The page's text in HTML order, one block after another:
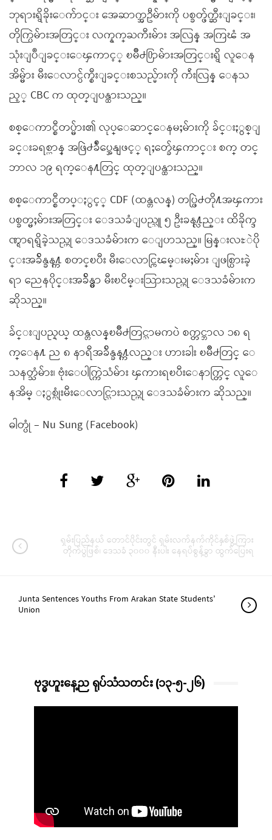
ဘုရားရွိခိုးေက်ာင္း အေဆာက္အဦမ်ားကို ပစ္ခတ္ဖ်က္ဆီးျခင္း၊
တိုက္ပြဲမ်ားအတြင္း လက္နက္ႀကီးမ်ား အလြန္ အကြၽံ အ
သုံးျပဳျခင္းေၾကာင့္ ၿမိဳ႕႐ြာမ်ားအတြင္းရွိ လူေန
အိမ္မ်ား မီးေလာင္ပ်က္စီးျခင္းစသည္မ်ားကို က်ဴးလြန္ ေနသ
ည့္ CBC က ထုတ္ျပန္ထားသည္။
စစ္ေကာင္စီတပ္မ်ား၏ လုပ္ေဆာင္ေနမႈမ်ားကို ခ်င္းႏွစ္ျ
ခင္းခရစ္ယာန္ အဖြဲ႕ခ်ဳပ္အေနျဖင့္ ရႈတ္ခ်ေၾကာင္း စက္ တင္
ဘာလ ၁၉ ရက္ေန႔တြင္ ထုတ္ျပန္ထားသည္။
စစ္ေကာင္စီတပ္ႏွင့္ CDF (ထန္တလန္) တပ္ဖြဲ႕တို႔အၾကား
ပစ္ခတ္မႈမ်ားအတြင္း ေဒသခံျပည္သူ ၅ ဦးခန႔္လည္း ထိခိုက္ဒ
ဏ္ရာရရွိခဲ့သည္ဟု ေဒသခံမ်ားက ေျပာသည္။ မြန္းလႊဲပို
င္းအခ်ိန္ခန႔္က စတင္ၿပီး မီးေလာင္ကြၽမ္းမႈမ်ား ျဖစ္ပြားခဲ့
ရာ ညေနပိုင္းအခ်ိန္မွာ မီးၿငိမ္းသြားသည္ဟု ေဒသခံမ်ားက
ဆိုသည္။
ခ်င္းျပည္နယ္ ထန္တလန္ၿမိဳ႕တြင္သာမကပဲ စက္တင္ဘာလ ၁၈ ရ
က္ေန႔ ည ၈ နာရီအခ်ိန္ခန႔္ကလည္း ဟားခါး ၿမိဳ႕တြင္ ေ
သနတ္သံမ်ား၊ ဗုံးေပါက္ကြဲသံမ်ား ၾကားရၿပီးေနာက္တြင္ လူေ
နအိမ္ ႏွစ္လုံးမီးေလာင္သြားသည္ဟု ေဒသခံမ်ားက ဆိုသည္။
ဓါတ္ပုံ – Nu Sung (Facebook)
ရှမ်းပြည်နယ် တောင်ပိုင်းတွင် ရှမ်းလက်နက်ကိုင်နှစ်ဖွဲ့ကြား
တိုက်ပွဲဖြစ်၊ ဒေသခံ ၃၀၀၀ နီးပါး နေရပ်စွန့်ခွာ ထွက်ပြေးရ
Junta Sentences Youths From Arakan State Students’
Union
ဗုဒ္ဓဟူးနေ့ည ရုပ်သံသတင်း (၁၃-၅-၂၆)